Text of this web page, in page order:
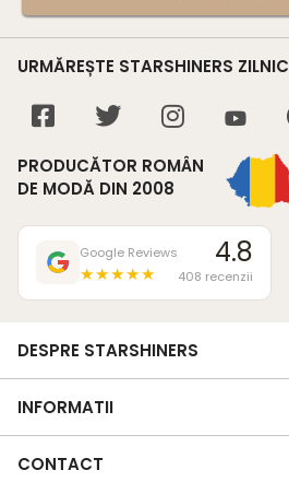
URMĂREȘTE STARSHINERS ZILNIC
PRODUCĂTOR ROMÂN
DE MODĂ DIN 2008
Google Reviews
★★★★★
4.8
408 recenzii
DESPRE STARSHINERS
INFORMATII
CONTACT